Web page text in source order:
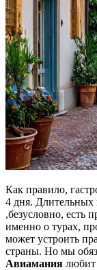
Как правило,
4 дня. Длительных
,безусловно, есть
именно о турах,
может устроить
страны. Но мы
Авиамания любит